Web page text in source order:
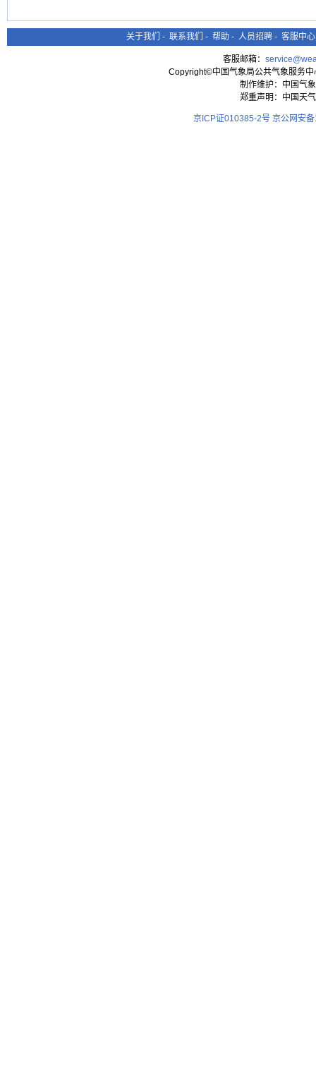
关于我们 - 联系我们 - 帮助 - 人员招聘 - 客服中心
客服邮箱：
Copyright©中国气象局公共气象服务
制作维护：中国气
郑重声明：中国天
京ICP证010385-2号 京公网安